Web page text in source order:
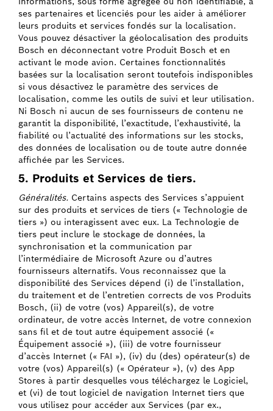
ses partenaires et licenciés pour les aider à améliorer
leurs produits et services fondés sur la localisation.
Vous pouvez désactiver la géolocalisation des produits
Bosch en déconnectant votre Produit Bosch et en
activant le mode avion. Certaines fonctionnalités
basées sur la localisation seront toutefois indisponibles
si vous désactivez le paramètre des services de
localisation, comme les outils de suivi et leur utilisation.
Ni Bosch ni aucun de ses fournisseurs de contenu ne
garantit la disponibilité, l’exactitude, l’exhaustivité, la
fiabilité ou l’actualité des informations sur les stocks,
des données de localisation ou de toute autre donnée
affichée par les Services.
5. Produits et Services de tiers.
Généralités. Certains aspects des Services s’appuient
sur des produits et services de tiers (« Technologie de
tiers ») ou interagissent avec eux. La Technologie de
tiers peut inclure le stockage de données, la
synchronisation et la communication par
l’intermédiaire de Microsoft Azure ou d’autres
fournisseurs alternatifs. Vous reconnaissez que la
disponibilité des Services dépend (i) de l’installation,
du traitement et de l’entretien corrects de vos Produits
Bosch, (ii) de votre (vos) Appareil(s), de votre
ordinateur, de votre accès Internet, de votre connexion
sans fil et de tout autre équipement associé («
Équipement associé »), (iii) de votre fournisseur
d’accès Internet (« FAI »), (iv) du (des) opérateur(s) de
votre (vos) Appareil(s) (« Opérateur »), (v) des App
Stores à partir desquelles vous téléchargez le Logiciel,
et (vi) de tout logiciel de navigation Internet tiers que
vous utilisez pour accéder aux Services (par ex.,